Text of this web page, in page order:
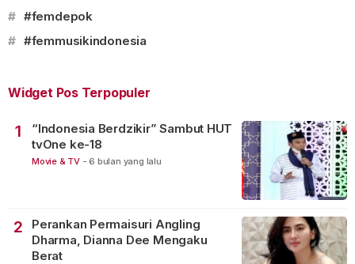
# #femdepok
# #femmusikindonesia
Widget Pos Terpopuler
1
“Indonesia Berdzikir” Sambut HUT
tvOne ke-18
Movie & TV - 6 bulan yang lalu
2
Perankan Permaisuri Angling
Dharma, Dianna Dee Mengaku
Berat